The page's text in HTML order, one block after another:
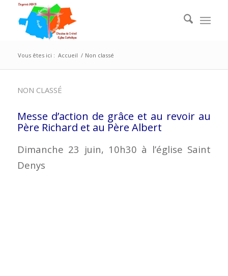
Vous êtes ici : Accueil / Non classé
NON CLASSÉ
Messe d’action de grâce et au revoir au
Père Richard et au Père Albert
Dimanche 23 juin, 10h30 à l’église Saint
Denys